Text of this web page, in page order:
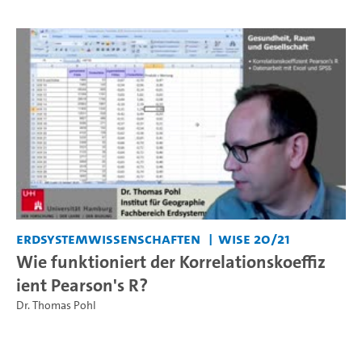
Erdsystemwissenschaften WiSe 20/21
Wie funktioniert der Korrelationskoeffiz
ient Pearson's R?
Dr. Thomas Pohl